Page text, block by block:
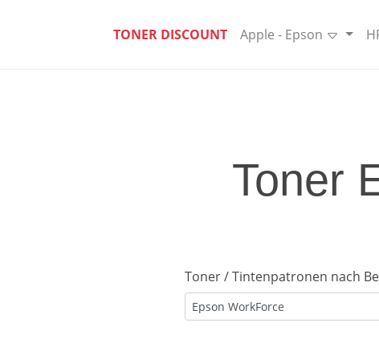
TONER DISCOUNT Apple - Epson
Toner
Toner / Tintenpatronen nach